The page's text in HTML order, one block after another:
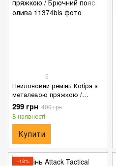
5
Нейлоновий ремінь Кобра з
металевою пряжкою /
Брючний пояс олива
299 грн 400 грн
В наявності
Купити
−13%